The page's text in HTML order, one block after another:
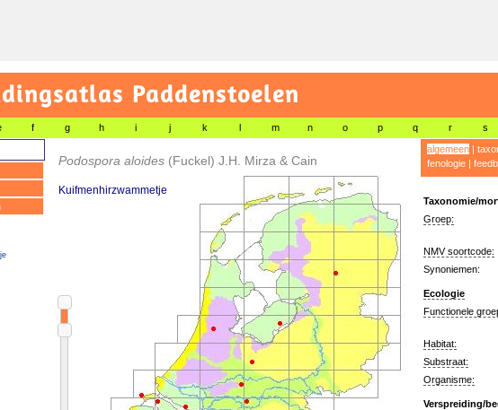
Paddenstoelen
f g h i j k l m n o p q r s
Podospora aloides (Fuckel) J.H. Mirza & Cain
Kuifmenhirzwammetje
algemeen|
fenologie|
Taxonomie/
Groep:
NMV soortcode:
Synoniemen:
Ecologie
Functionele
Habitat:
Substraat:
Organisme:
Verspreiding/